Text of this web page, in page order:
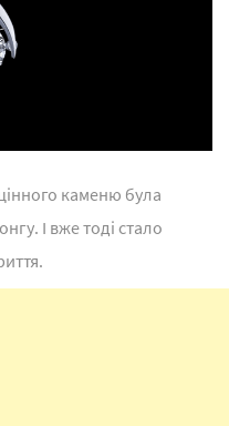
каменю була
І вже тоді стало